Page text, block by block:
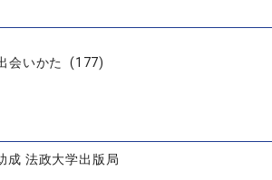
会いかた (177)
成 法政大学出版局